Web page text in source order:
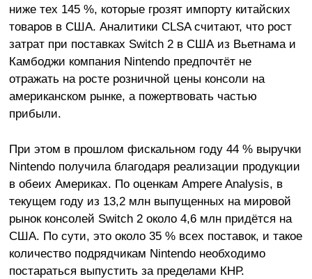
ниже тех 145 %, которые грозят импорту китайских
товаров в США. Аналитики CLSA считают, что рост
затрат при поставках Switch 2 в США из Вьетнама и
Камбоджи компания Nintendo предпочтёт не
отражать на росте розничной цены консоли на
американском рынке, а пожертвовать частью
прибыли.
При этом в прошлом фискальном году 44 % выручки
Nintendo получила благодаря реализации продукции
в обеих Америках. По оценкам Ampere Analysis, в
текущем году из 13,2 млн выпущенных на мировой
рынок консолей Switch 2 около 4,6 млн придётся на
США. По сути, это около 35 % всех поставок, и такое
количество подрядчикам Nintendo необходимо
постараться выпустить за пределами КНР.